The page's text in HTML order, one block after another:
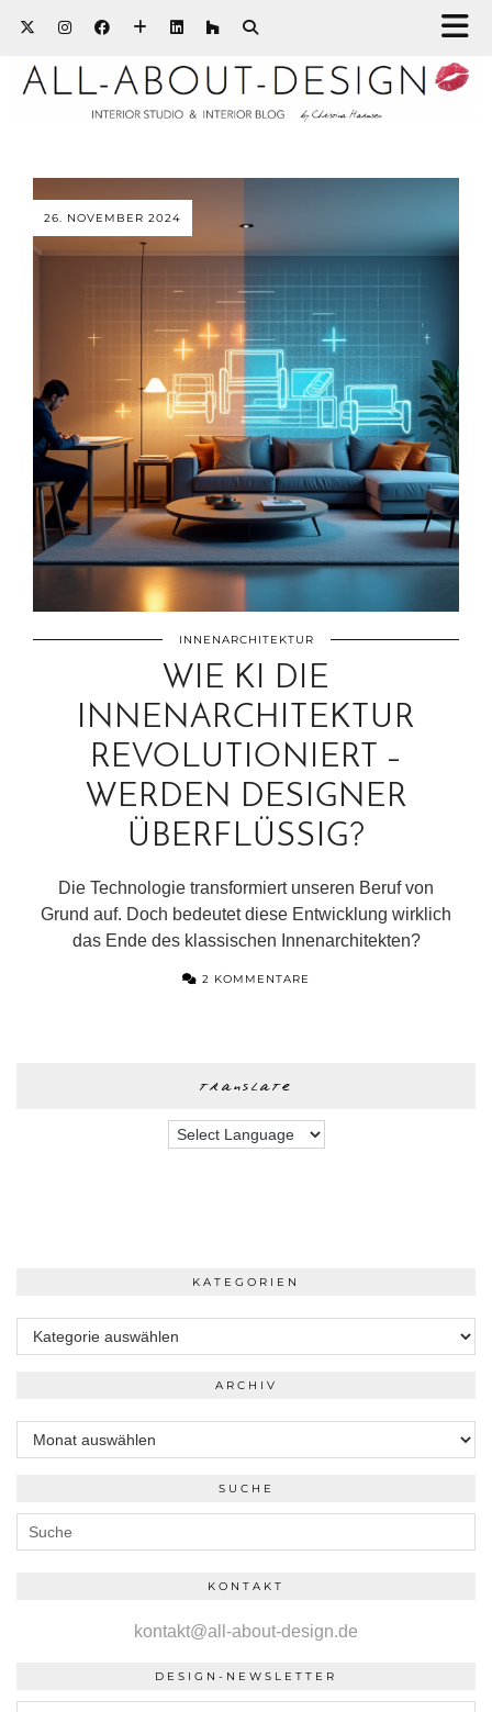
26. NOVEMBER 2024
INNENARCHITEKTUR
WIE KI DIE
INNENARCHITEKTUR
REVOLUTIONIERT –
WERDEN DESIGNER
ÜBERFLÜSSIG?
Die Technologie transformiert unseren Beruf von
Grund auf. Doch bedeutet diese Entwicklung wirklich
das Ende des klassischen Innenarchitekten?
2 KOMMENTARE
translate
KATEGORIEN
Kategorien
ARCHIV
Archiv
SUCHE
KONTAKT
kontakt@all-about-design.de
DESIGN-NEWSLETTER